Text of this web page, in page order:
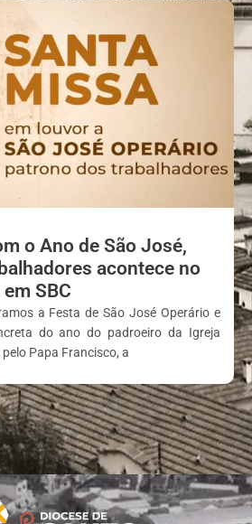
o Ano de São José,
acontece no
SBC
a Festa de São José Operário e
do ano do padroeiro da Igreja
Papa Francisco, a